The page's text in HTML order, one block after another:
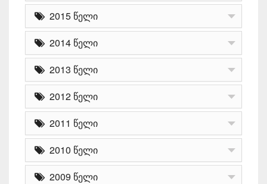
2015 წელი
2014 წელი
2013 წელი
2012 წელი
2011 წელი
2010 წელი
2009 წელი